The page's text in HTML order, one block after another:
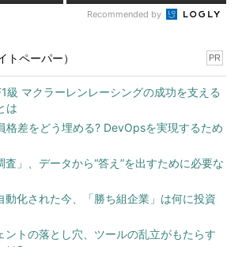
Recommended by
トペーパー） PR
級 マクラーレンレーシングの成功を支える
は
格差をどう埋める? DevOpsを実現するため
査」、データから“答え”を出すために必要な
動化された今、「勝ち組企業」は何に投資
ントの落とし穴、ツールの乱立がもたらす
は?